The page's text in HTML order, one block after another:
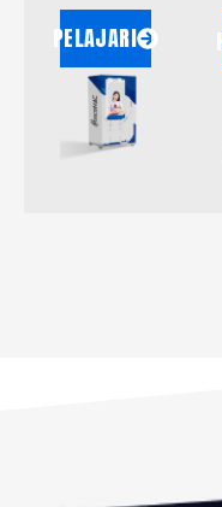
PELAJARI